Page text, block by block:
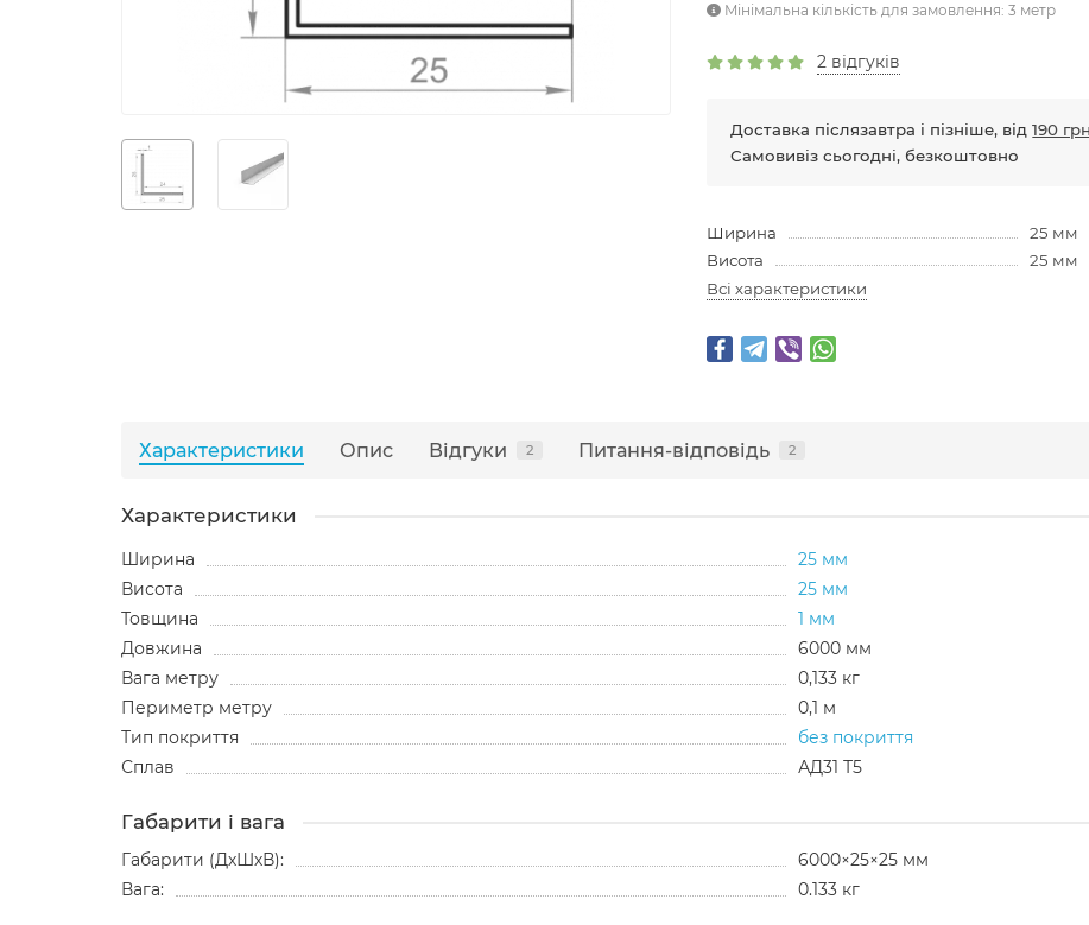
Мінімальна кількість для замовлення: 3 метр
2 відгуків
Доставка післязавтра і пізніше, від190
Самовивіз сьогодні, безкоштовно
Ширина
25 мм
Висота
25 мм
Всі характеристики
Характеристики Опис Відгуки 2 Питання-відповідь 2
Характеристики
Ширина
25 мм
Висота
25 мм
Товщина
1 мм
Довжина
6000 мм
Вага метру
0,133 кг
Периметр метру
0,1 м
Тип покриття
без покриття
Сплав
АД31 Т5
Габарити і вага
Габарити (ДхШхВ):
6000×25×25 мм
Вага:
0.133 кг